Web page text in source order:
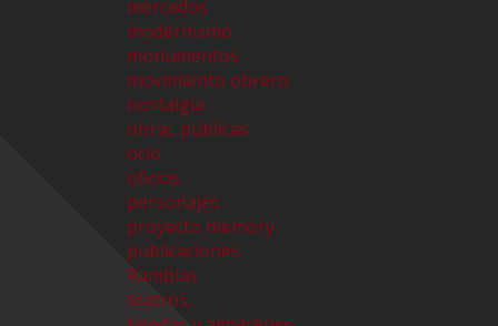
mercados
modernismo
monumentos
movimiento obrero
nostalgia
obras publicas
ocio
oficios
personajes
proyecto memory
publicaciones
Ramblas
teatros,